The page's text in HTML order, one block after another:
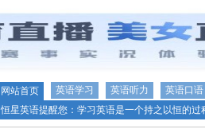
网站首页 英语学习 英语听力
英语口语
恒星英语提醒您：学习英语是一个持之以恒的